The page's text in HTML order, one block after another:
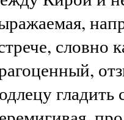
словно
гладить